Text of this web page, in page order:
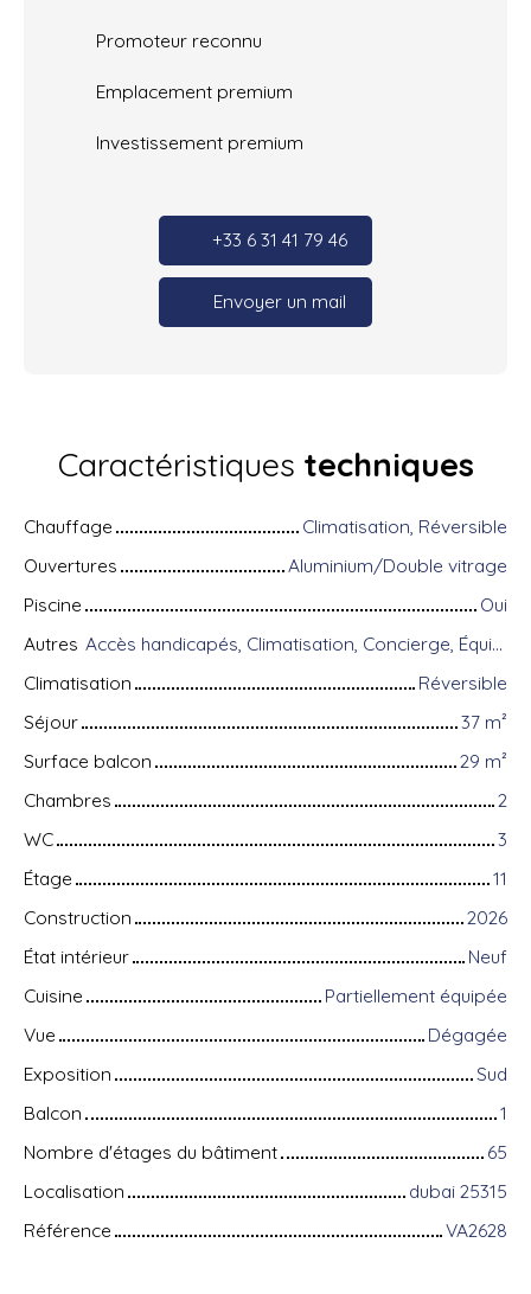
Promoteur reconnu
Emplacement premium
Investissement premium
+33 6 31 41 79 46
Envoyer un mail
Caractéristiques techniques
Chauffage
Climatisation, Réversible
Ouvertures
Aluminium/Double vitrage
Piscine
Oui
Autres
Accès handicapés, Climatisation, Concierge, Équipements domotiques, Fibre optique, Gardien, Interphone, Portail motorisé, Porte blindée, Système d'alarme, Visiophone, Volets électriques
Climatisation
Réversible
Séjour
37 m²
Surface balcon
29 m²
Chambres
2
WC
3
Étage
11
Construction
2026
État intérieur
Neuf
Cuisine
Partiellement équipée
Vue
Dégagée
Exposition
Sud
Balcon
1
Nombre d'étages du bâtiment
65
Localisation
dubai 25315
Référence
VA2628